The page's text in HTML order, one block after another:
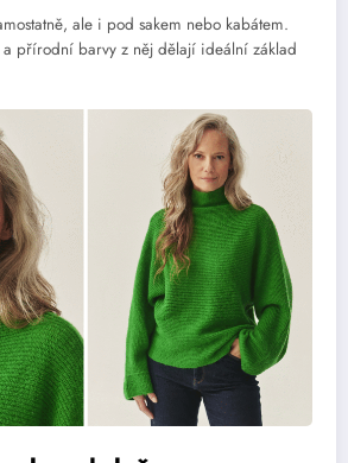
ale i pod sakem nebo kabátem.
přírodní barvy z něj dělají ideální základ